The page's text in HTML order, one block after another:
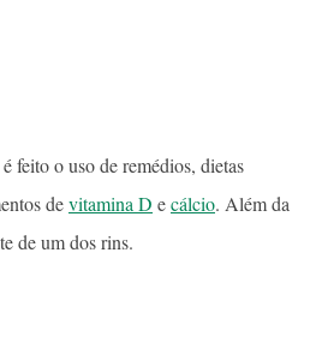
feito o uso de remédios, dietas
devitamina D ecálcio. Além da
de um dos rins.